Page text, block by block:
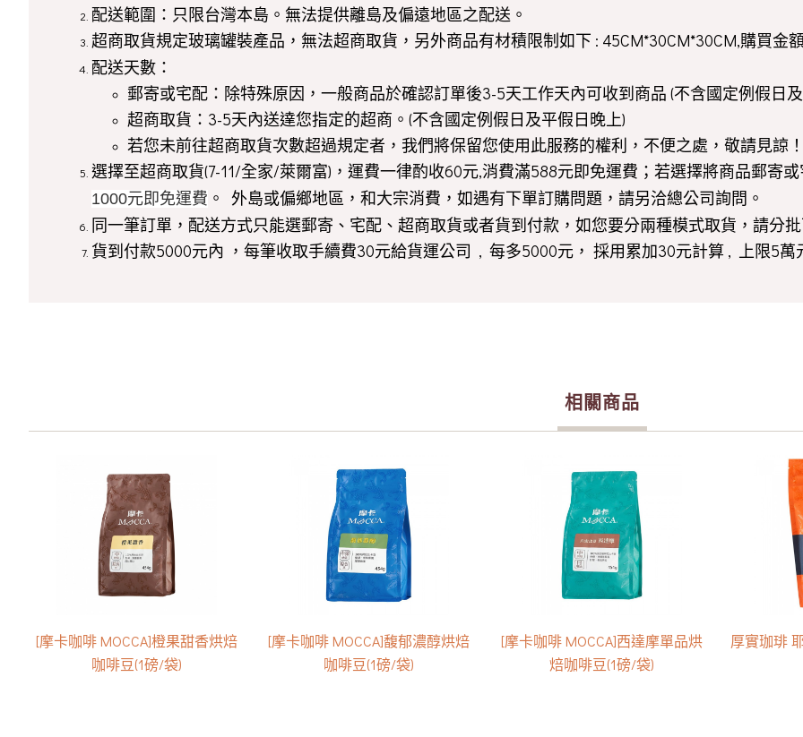
配送範圍：只限台灣本島。無法提供離島及偏遠地區之配送。
超商取貨規定玻璃罐裝產品，無法超商取貨，另外商品有材積限制如下 : 45CM*30CM*30CM,購買金
配送天數：
郵寄或宅配：除特殊原因，一般商品於確認訂單後3-5天工作天內可收到商品 (不含國定例假日
超商取貨：3-5天內送達您指定的超商。(不含國定例假日及平假日晚上)
若您未前往超商取貨次數超過規定者，我們將保留您使用此服務的權利，不便之處，敬請見諒
選擇至超商取貨(7-11/全家/萊爾富)，運費一律酌收60元,消費滿588元即免運費；若選擇將商品郵寄
1000元即免運費 。 外島或偏鄉地區，和大宗消費，如遇有下單訂購問題，請另洽總公司詢問。
同一筆訂單，配送方式只能選郵寄、宅配、超商取貨或者貨到付款，如您要分兩種模式取貨，請分
貨到付款5000元內 ，每筆收取手續費30元給貨運公司 , 每多5000元， 採用累加30元計算 , 上限5萬
相關商品
[摩卡咖啡 MOCCA]橙果甜香烘焙
咖啡豆(1磅/袋)
[摩卡咖啡 MOCCA]馥郁濃醇烘焙
咖啡豆(1磅/袋)
[摩卡咖啡 MOCCA]西達摩單品烘
焙咖啡豆(1磅/袋)
厚實珈琲